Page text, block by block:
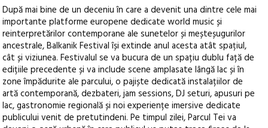
După mai bine de un deceniu în care a devenit una dintre cele mai
importante platforme europene dedicate world music și
reinterpretărilor contemporane ale sunetelor și meșteșugurilor
ancestrale, Balkanik Festival își extinde anul acesta atât spațiul,
cât și viziunea. Festivalul se va bucura de un spațiu dublu față de
edițiile precedente și va include scene amplasate lângă lac și în
zone împădurite ale parcului, o pajiște dedicată instalațiilor de
artă contemporană, dezbateri, jam sessions, DJ seturi, apusuri pe
lac, gastronomie regională și noi experiențe imersive dedicate
publicului venit de pretutindeni. Pe timpul zilei, Parcul Tei va